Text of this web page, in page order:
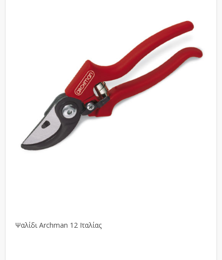
Ψαλίδι Archman 12 Ιταλίας